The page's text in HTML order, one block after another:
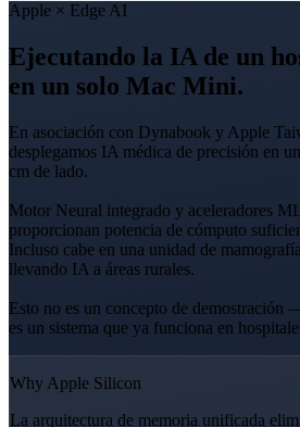
Apple × Edge AI
Ejecutando la IA de un
en un solo Mac Mini.
En asociación con Dynabook y Apple
desplegamos IA médica de precisión en
cm de lado.
Motor Neural integrado y aceleradores
proporcionan potencia de cómputo
Incluso cabe en una unidad de
llevando IA a áreas rurales.
Esto no es un concepto de demostración
es un sistema que ya funciona en
Why Apple Silicon
La arquitectura de memoria unificada